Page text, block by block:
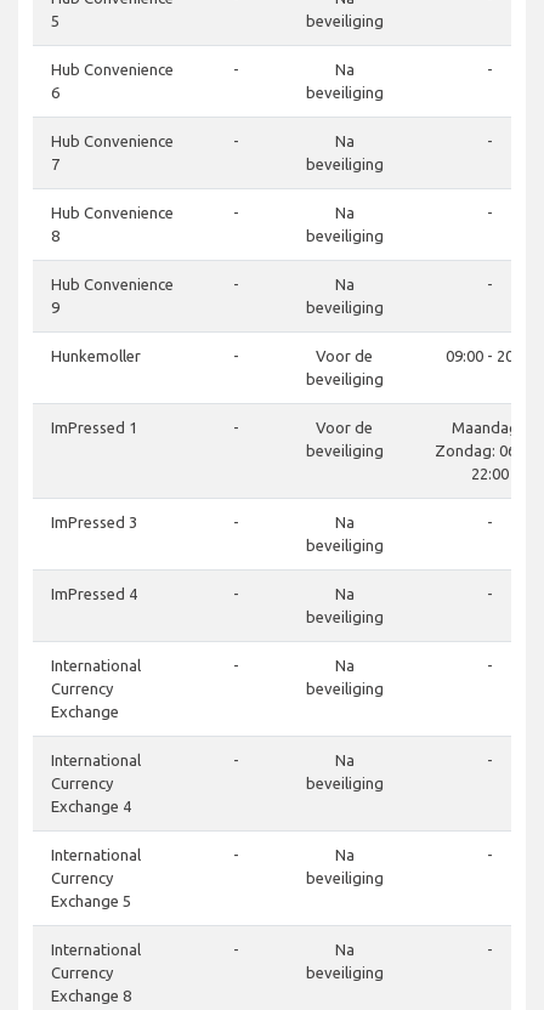
5
beveiliging
Hub Convenience
6
-
Na
beveiliging
-
Hub Convenience
7
-
Na
beveiliging
-
Hub Convenience
8
-
Na
beveiliging
-
Hub Convenience
9
-
Na
beveiliging
-
Hunkemoller -
Voor de
beveiliging
09:00 - 20:00
ImPressed 1 -
Voor de
beveiliging
Maandag -
Zondag: 06:00
22:00
ImPressed 3 -
Na
beveiliging
-
ImPressed 4 -
Na
beveiliging
-
International
Currency
Exchange
-
Na
beveiliging
-
International
Currency
Exchange 4
-
Na
beveiliging
-
International
Currency
Exchange 5
-
Na
beveiliging
-
International
Currency
Exchange 8
-
Na
beveiliging
-